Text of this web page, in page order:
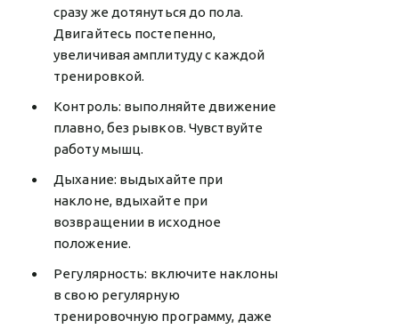
сразу же дотянуться до пола.
Двигайтесь постепенно,
увеличивая амплитуду с каждой
тренировкой.
Контроль: выполняйте движение
плавно, без рывков. Чувствуйте
работу мышц.
Дыхание: выдыхайте при
наклоне, вдыхайте при
возвращении в исходное
положение.
Регулярность: включите наклоны
в свою регулярную
тренировочную программу, даже